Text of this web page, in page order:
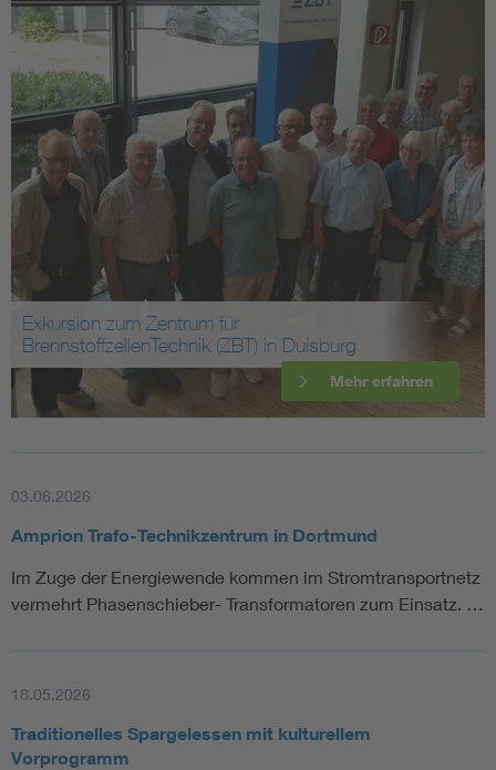
Exkursion zum Zentrum für
BrennstoffzellenTechnik (ZBT) in Duisburg
Mehr erfahren
03.06.2026
Amprion Trafo-Technikzentrum in Dortmund
Im Zuge der Energiewende kommen im Stromtransportnetz
vermehrt Phasenschieber- Transformatoren zum Einsatz. …
18.05.2026
Traditionelles Spargelessen mit kulturellem
Vorprogramm